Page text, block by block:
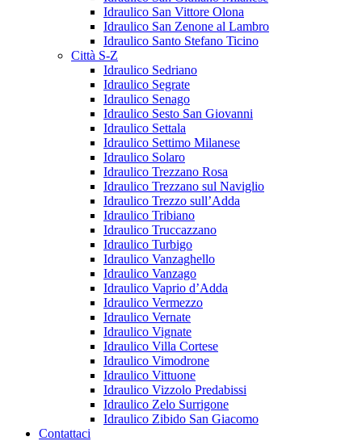
Idraulico San Vittore Olona
Idraulico San Zenone al Lambro
Idraulico Santo Stefano Ticino
Città S-Z
Idraulico Sedriano
Idraulico Segrate
Idraulico Senago
Idraulico Sesto San Giovanni
Idraulico Settala
Idraulico Settimo Milanese
Idraulico Solaro
Idraulico Trezzano Rosa
Idraulico Trezzano sul Naviglio
Idraulico Trezzo sull’Adda
Idraulico Tribiano
Idraulico Truccazzano
Idraulico Turbigo
Idraulico Vanzaghello
Idraulico Vanzago
Idraulico Vaprio d’Adda
Idraulico Vermezzo
Idraulico Vernate
Idraulico Vignate
Idraulico Villa Cortese
Idraulico Vimodrone
Idraulico Vittuone
Idraulico Vizzolo Predabissi
Idraulico Zelo Surrigone
Idraulico Zibido San Giacomo
Contattaci